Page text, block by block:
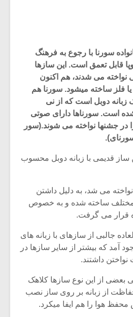
سورنا با رجوع به فرهنگ
قابل تعمق است. این سازها
نواخته می شدند، هم اکنون
فلز ساخته میشود. سورنا هم
زبانه دوبل است که از نی
است. سورناها دارای صوتی
در جشنها نواخته می شوند.(سور
ساز قدیمی با زبانه دوبل محسوب
این ساز که از قرن ۱۶ نواخته می شد، به دلیل داشتن
مختلف ساخته شده و به خصوص
قرار می گرفت.
فوق العاده جالبی از سازهای با زبانه های
آمد که بیشتر از سایر سازها در
داشتند.
بعضی از این نوع سازها کلاهک
از زبانه بر روی ساز نصب
هوا را هم ایفا میکرد.
روژا
بر موسیقی